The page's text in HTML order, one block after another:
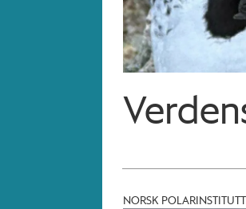
NORSK POLARINSTITUTT